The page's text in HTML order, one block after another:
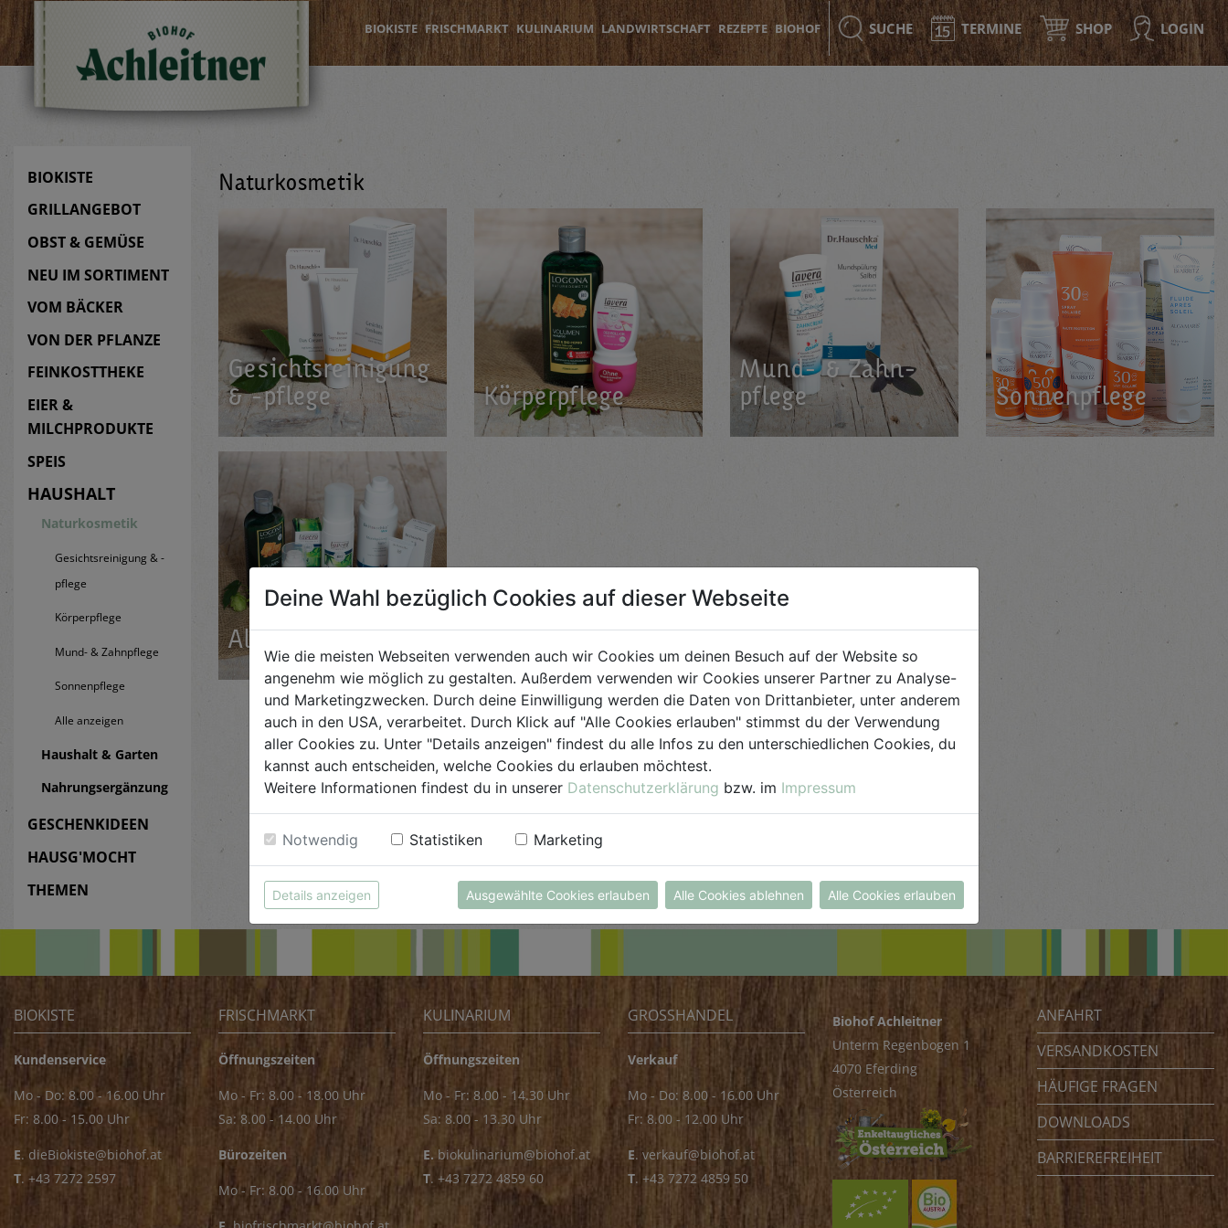
BIOKISTE FRISCHMARKT KULINARIUM LANDWIRTSCHAFT REZEPTE BIOHOF SUCHE TERMINE SHOP LOGIN
BIOKISTE
GRILLANGEBOT
OBST & GEMÜSE
NEU IM SORTIMENT
VOM BÄCKER
VON DER PFLANZE
FEINKOSTTHEKE
EIER &
MILCHPRODUKTE
SPEIS
HAUSHALT
Naturkosmetik
Gesichtsreinigung & -
pflege
Körperpflege
Mund- & Zahnpflege
Sonnenpflege
Alle anzeigen
Haushalt & Garten
Nahrungsergänzung
GESCHENKIDEEN
HAUSG'MOCHT
THEMEN
Naturkosmetik
Ge­sichts­rei­ni­gung
& -pfle­ge
Kör­per­pfle­ge
Mund- & Zahn­
pfle­ge
Son­nen­pfle­ge
Alle an­zei­gen
BIOKISTE
Kundenservice
Mo - Do: 8.00 - 16.00 Uhr
Fr: 8.00 - 15.00 Uhr
E. dieBiokiste@biohof.at
T. +43 7272 2597
FRISCHMARKT
Öffnungszeiten
Mo - Fr: 8.00 - 18.00 Uhr
Sa: 8.00 - 14.00 Uhr
Bürozeiten
Mo - Fr: 8.00 - 16.00 Uhr
KULINARIUM
Öffnungszeiten
Mo - Fr: 8.00 - 14.30 Uhr
Sa: 8.00 - 13.30 Uhr
E. biokulinarium@biohof.at
T. +43 7272 4859 60
GROSSHANDEL
Verkauf
Mo - Do: 8.00 - 16.00 Uhr
Fr: 8.00 - 12.00 Uhr
E. verkauf@biohof.at
T. +43 7272 4859 50
Biohof Achleitner
Unterm Regenbogen 1
4070 Eferding
Österreich
ANFAHRT
VERSANDKOSTEN
HÄUFIGE FRAGEN
DOWNLOADS
BARRIEREFREIHEIT
Deine Wahl bezüglich Cookies auf dieser Webseite
Wie die meisten Webseiten verwenden auch wir Cookies um deinen Besuch auf der Website so
angenehm wie möglich zu gestalten. Außerdem verwenden wir Cookies unserer Partner zu Analyse-
und Marketingzwecken. Durch deine Einwilligung werden die Daten von Drittanbieter, unter anderem
auch in den USA, verarbeitet. Durch Klick auf "Alle Cookies erlauben" stimmst du der Verwendung
aller Cookies zu. Unter "Details anzeigen" findest du alle Infos zu den unterschiedlichen Cookies, du
kannst auch entscheiden, welche Cookies du erlauben möchtest.
Weitere Informationen findest du in unserer Datenschutzerklärung bzw. im Impressum
Notwendig Statistiken Marketing
Details anzeigen Ausgewählte Cookies erlauben Alle Cookies ablehnen Alle Cookies erlauben